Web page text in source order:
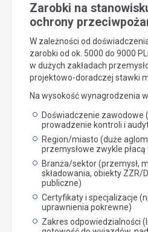
Zarobki na
ochrony
W zależności od
zarobki od ok. 5000 do 9000
w dużych zakładach
projektowo-doradczej stawki
Na wysokość wynagrodzenia
Doświadczenie zawodowe
prowadzenie kontroli i
Region/miasto (duże
przemysłowe zwykle płacą
Branża/sektor (przemysł,
składowania, obiekty ZZR/
publiczne)
Certyfikaty i specjalizacje
uprawnienia pokrewne)
Zakres odpowiedzialności